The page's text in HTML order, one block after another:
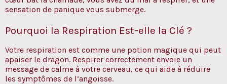
sensation de panique vous submerge.
Pourquoi la Respiration Est-elle la Clé ?
Votre respiration est comme une potion magique qui peut
apaiser le dragon. Respirer correctement envoie un
message de calme à votre cerveau, ce qui aide à réduire
les symptômes de l’angoisse.